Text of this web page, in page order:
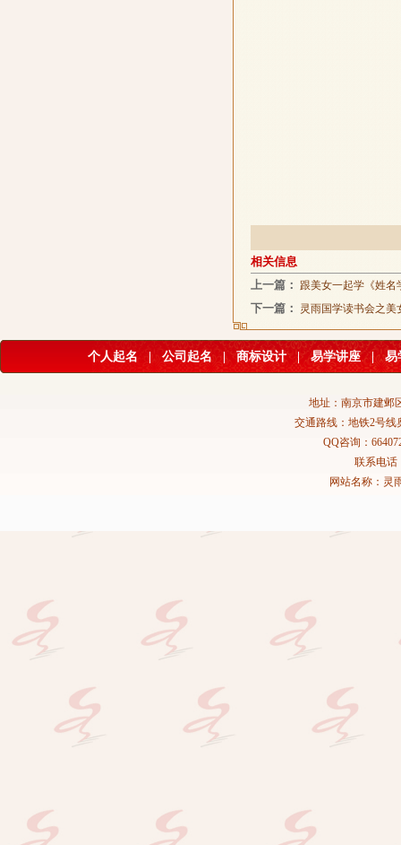
相关信息
上一篇： 跟美女一起学《姓名
下一篇： 灵雨国学读书会之
个人起名 公司起名 | 商标设计 | 易学讲座 | 易
地址：南京市建邺
交通路线：地铁2号线
QQ咨询：
联系电话
网站名称：灵